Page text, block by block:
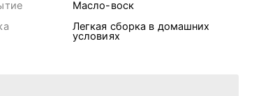
Масло-воск
Легкая сборка в домашних
условиях